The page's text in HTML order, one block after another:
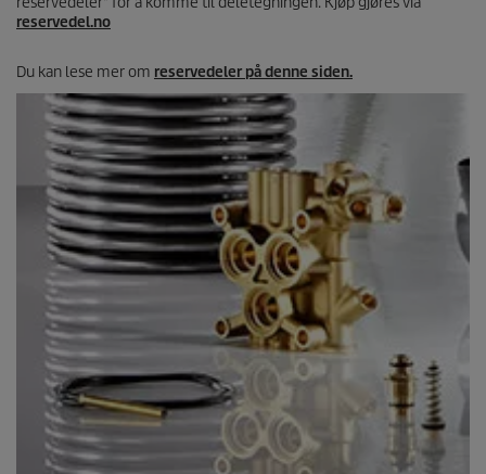
reservedel.no
Du kan lese mer om reservedeler på denne siden.